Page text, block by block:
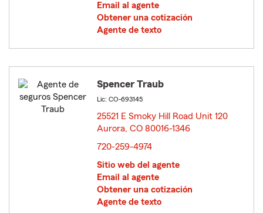
Email al agente
Obtener una cotización
Agente de texto
Spencer Traub
Lic: CO-693145
25521 E Smoky Hill Road Unit 120
Aurora, CO 80016-1346
720-259-4974
Sitio web del agente
Email al agente
Obtener una cotización
Agente de texto